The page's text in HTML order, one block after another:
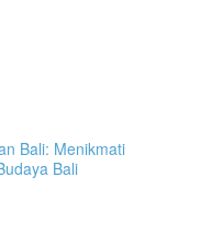
Bali: Menikmati
Bali